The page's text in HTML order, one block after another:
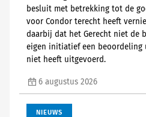
besluit met betrekking tot de
voor Condor terecht heeft
daarbij dat het Gerecht niet de
eigen initiatief een beoordeling
niet heeft uitgevoerd.
6 augustus 2026
NIEUWS